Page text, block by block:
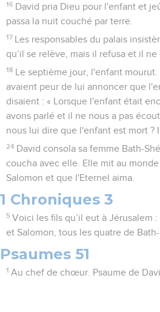
16 David pria Dieu pour l'enfant et
passa la nuit couché par terre.
17
Les responsables du palais
qu’il se relève, mais il refusa et il ne
18
Le septième jour, l'enfant
avaient peur de lui annoncer que
disaient : « Lorsque l'enfant était
avons parlé et il ne nous a pas
nous lui dire que l'enfant est mort ?
24 David consola sa femme Bath-
coucha avec elle. Elle mit au
Salomon et que l'Eternel aima.
1 Chroniques 3
5 Voici les fils qu’il eut à Jérusalem
et Salomon, tous les quatre de
Psaumes 51
1 Au chef de chœur. Psaume de